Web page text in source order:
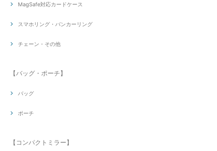
MagSafe対応カードケース
スマホリング・バンカーリング
チェーン・その他
【バッグ・ポーチ】
バッグ
ポーチ
【コンパクトミラー】